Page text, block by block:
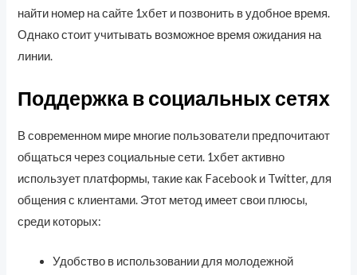
найти номер на сайте 1хбет и позвонить в удобное время.
Однако стоит учитывать возможное время ожидания на
линии.
Поддержка в социальных сетях
В современном мире многие пользователи предпочитают
общаться через социальные сети. 1хбет активно
использует платформы, такие как Facebook и Twitter, для
общения с клиентами. Этот метод имеет свои плюсы,
среди которых:
Удобство в использовании для молодежной